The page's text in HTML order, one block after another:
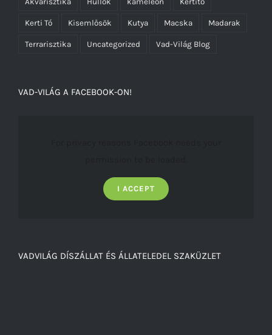
Akvarisztika Hüllők kaméleon Kertitó
Kerti Tó Kisemlősök Kutya Macska Madarak
Terrarisztika Uncategorized Vad-Világ Blog
VAD-VILÁG A FACEBOOK-ON!
I ACCEPT
VADVILÁG DÍSZÁLLAT ÉS ÁLLATELEDEL SZAKÜZLET